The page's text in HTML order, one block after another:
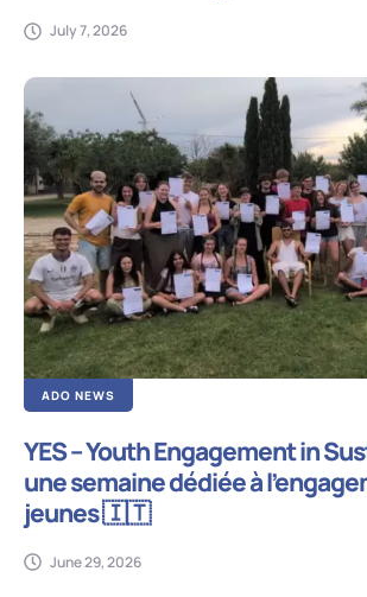
July 7, 2026
ADO NEWS
YES – Youth Engagement in
une semaine dédiée à
jeunes 🇮🇹
June 29, 2026